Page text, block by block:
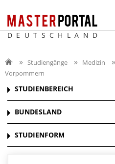
DEUTSCHLAND
Studiengänge Medizin
Vorpommern
STUDIENBEREICH
BUNDESLAND
STUDIENFORM